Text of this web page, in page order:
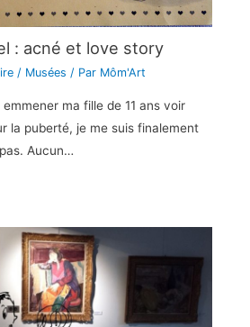
: acné et love story
/ Musées / Par Môm'Art
ma fille de 11 ans voir
la puberté, je me suis finalement
Aucun…